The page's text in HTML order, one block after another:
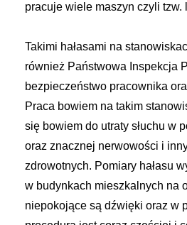
pracuje wiele maszyn czyli tzw.
Takimi hałasami na
również Państwowa Inspekcja
bezpieczeństwo pracownika
Praca bowiem na takim
się bowiem do utraty słuchu w
oraz znacznej nerwowości i
zdrowotnych. Pomiary hałasu
w budynkach mieszkalnych na
niepokojące są dźwięki oraz w